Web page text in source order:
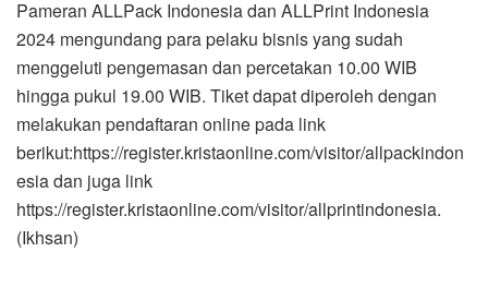
Pameran ALLPack Indonesia dan ALLPrint Indonesia
2024 mengundang para pelaku bisnis yang sudah
menggeluti pengemasan dan percetakan 10.00 WIB
hingga pukul 19.00 WIB. Tiket dapat diperoleh dengan
melakukan pendaftaran online pada link
berikut:https://register.kristaonline.com/visitor/allpackindon
esia dan juga link
https://register.kristaonline.com/visitor/allprintindonesia.
(Ikhsan)